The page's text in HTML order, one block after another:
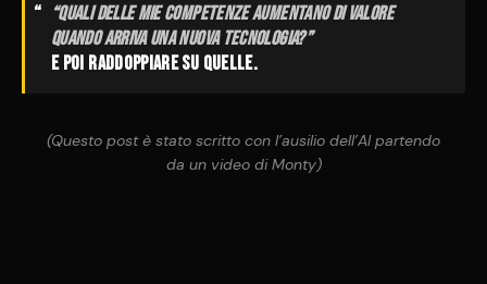
“Quali delle mie competenze aumentano di valore
quando arriva una nuova tecnologia?”
E poi raddoppiare su quelle.
(Questo post è stato scritto con l’ausilio dell’AI partendo
da un video di Monty)